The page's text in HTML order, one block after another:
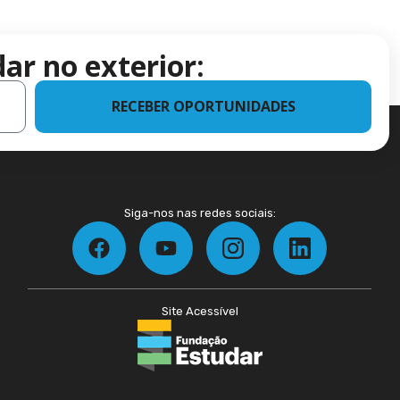
no exterior:
RECEBER OPORTUNIDADES
Siga-nos nas redes sociais:
Site Acessível